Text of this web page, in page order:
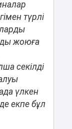
түрлі
жоюға
секілді
үлкен
екпе бұл